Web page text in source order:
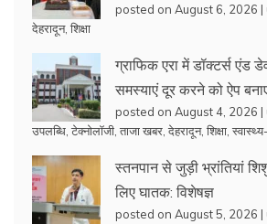
posted on August 6, 2026 |
देहरादून, शिक्षा
ग्राफिक एरा में डॉक्टर्स एंड
समस्याएं दूर करने को ऐप
posted on August 4, 2026 |
उपलब्धि टेक्नोलॉजी ताजा खबर देहरादून, शिक्षा
स्तनपान से जुड़ी भ्रांतियां
लिए घातक: विशेषज्ञ
posted on August 5, 2026 |